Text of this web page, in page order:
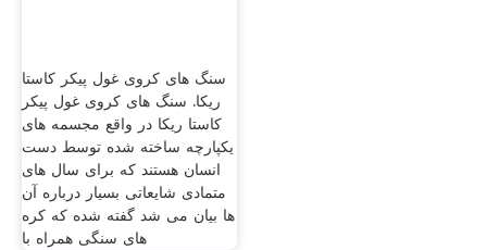
سنگ های کروی غول پیکر کاستا
ریکا. سنگ های کروی غول پیکر
کاستا ریکا در واقع مجسمه های
یکپارچه ساخته شده توسط دست
انسان هستند که برای سال های
متمادی شایعاتی بسیار درباره آن
ها بیان می شد گفته شده که کره
های سنگی همراه با